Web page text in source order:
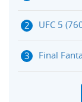
UFC 5
Final
Dobijte si